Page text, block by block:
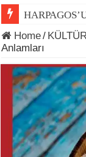
DÜNYA
Home/
Anlamları